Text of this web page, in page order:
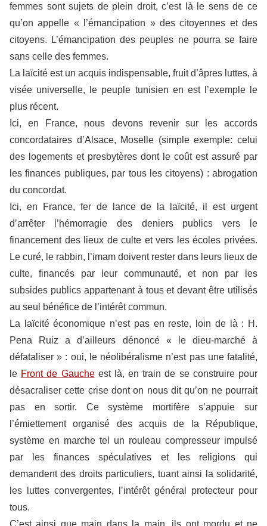
femmes sont sujets de plein droit, c’est là le sens de ce
qu’on appelle « l’émancipation » des citoyennes et des
citoyens. L’émancipation des peuples ne pourra se faire
sans celle des femmes.
La laïcité est un acquis indispensable, fruit d’âpres luttes, à
visée universelle, le peuple tunisien en est l’exemple le
plus récent.
Ici, en France, nous devons revenir sur les accords
concordataires d’Alsace, Moselle (simple exemple: celui
des logements et presbytères dont le coût est assuré par
les finances publiques, par tous les citoyens) : abrogation
du concordat.
Ici, en France, fer de lance de la laïcité, il est urgent
d’arrêter l’hémorragie des deniers publics vers le
financement des lieux de culte et vers les écoles privées.
Le curé, le rabbin, l’imam doivent rester dans leurs lieux de
culte, financés par leur communauté, et non par les
subsides publics appartenant à tous et devant être utilisés
au seul bénéfice de l’intérêt commun.
La laïcité économique n’est pas en reste, loin de là : H.
Pena Ruiz a d’ailleurs dénoncé « le dieu-marché à
défataliser » : oui, le néolibéralisme n’est pas une fatalité,
le Front de Gaucheest là, en train de se construire pour
désacraliser cette crise dont on nous dit qu’on ne pourrait
pas en sortir. Ce système mortifère s’appuie sur
l’émiettement organisé des acquis de la République,
système en marche tel un rouleau compresseur impulsé
par les finances spéculatives et les religions qui
demandent des droits particuliers, tuant ainsi la solidarité,
les luttes convergentes, l’intérêt général protecteur pour
tous.
C’est ainsi que main dans la main, ils ont mordu et ne